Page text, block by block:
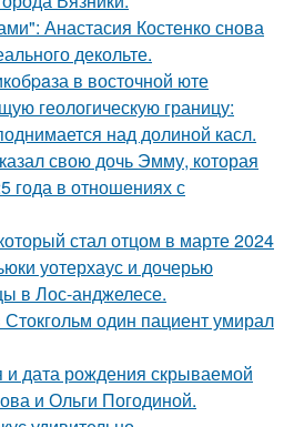
Анастасия Костенко снова
декольте.
в восточной юте
геологическую границу:
над долиной касл.
свою дочь Эмму, которая
года в отношениях с
стал отцом в марте 2024
уотерхаус и дочерью
в Лос-анджелесе.
один пациент умирал
и дата рождения скрываемой
и Ольги Погодиной.